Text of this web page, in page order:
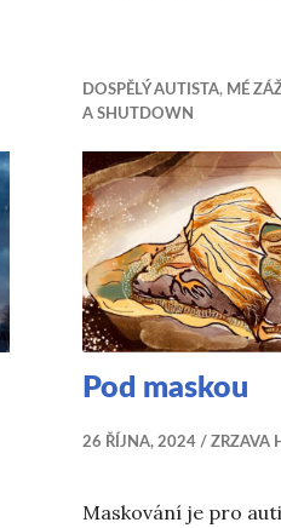
DOSPĚLÝ AUTISTA, MÉ
A SHUTDOWN
Pod maskou
26 ŘÍJNA, 2024 ZRZAVA
Maskování je pro